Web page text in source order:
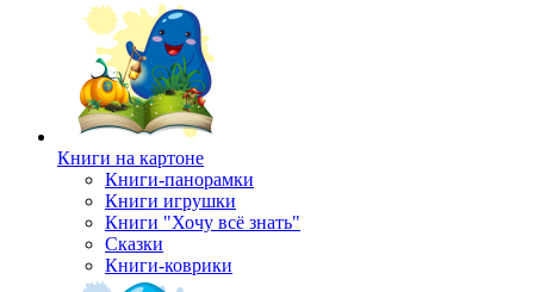
Книги на картоне
Книги-панорамки
Книги игрушки
Книги "Хочу всё знать"
Сказки
Книги-коврики